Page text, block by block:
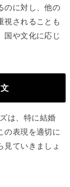
のに対し、他の
視されることも
国や文化に応じ
は、特に結婚
の表現を適切に
見ていきましょ